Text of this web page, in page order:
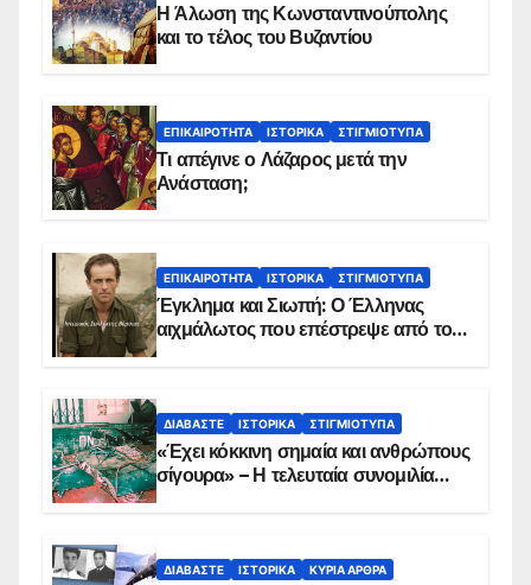
Η Άλωση της Κωνσταντινούπολης
και το τέλος του Βυζαντίου
ΕΠΙΚΑΙΡΌΤΗΤΑ ΙΣΤΟΡΙΚΆ ΣΤΙΓΜΙΌΤΥΠΑ
Τι απέγινε ο Λάζαρος μετά την
Ανάσταση;
ΕΠΙΚΑΙΡΌΤΗΤΑ ΙΣΤΟΡΙΚΆ ΣΤΙΓΜΙΌΤΥΠΑ
Έγκλημα και Σιωπή: Ο Έλληνας
αιχμάλωτος που επέστρεψε από το
ΔΙΑΒΆΣΤΕ ΙΣΤΟΡΙΚΆ ΣΤΙΓΜΙΌΤΥΠΑ
«Έχει κόκκινη σημαία και ανθρώπους
σίγουρα» – Η τελευταία συνομιλία
ΔΙΑΒΆΣΤΕ ΙΣΤΟΡΙΚΆ ΚΥΡΙΑ ΑΡΘΡΑ